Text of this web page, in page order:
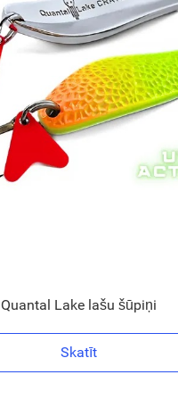
Quantal Lake lašu šūpiņi
Skatīt